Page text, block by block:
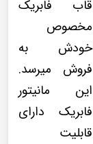
قاب فابریک
مخصوص
خودش به
فروش میرسد.
این مانیتور
فابریک دارای
قابلیت